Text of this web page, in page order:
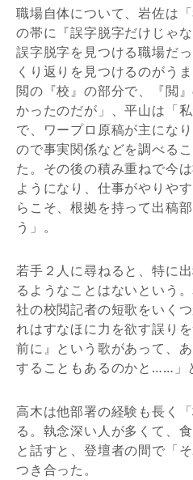
職場自体について、岩佐は
の帯に『誤字脱字だけじゃ
誤字脱字を見つける職場だ
くり返りを見つけるのがう
閲の『校』の部分で、『閲
かったのだが」、平山は「
で、ワープロ原稿が主にな
ので事実関係などを調べる
た。その後の積み重ねで今
ようになり、仕事がやりや
らこそ、根拠を持って出稿
う」。
若手２人に尋ねると、特に
るようなことはないという
社の校閲記者の短歌をいく
れはすなほに力を欲す誤り
前に』という歌があって、
することもあるのかと……」
高木は他部署の経験も長く
る。執念深い人が多くて、
と話すと、登壇者の間で「
つき合った。